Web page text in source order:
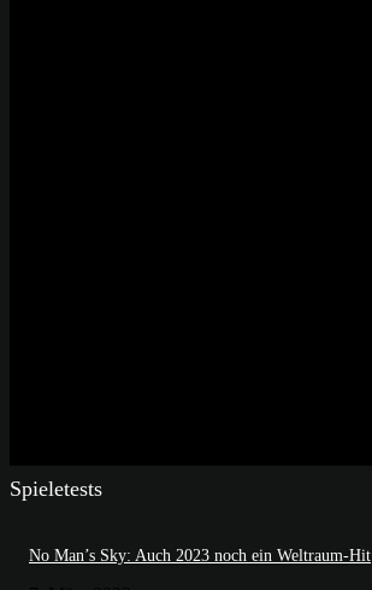
Spieletests
No Man’s Sky: Auch 2023 noch ein Weltraum-Hit